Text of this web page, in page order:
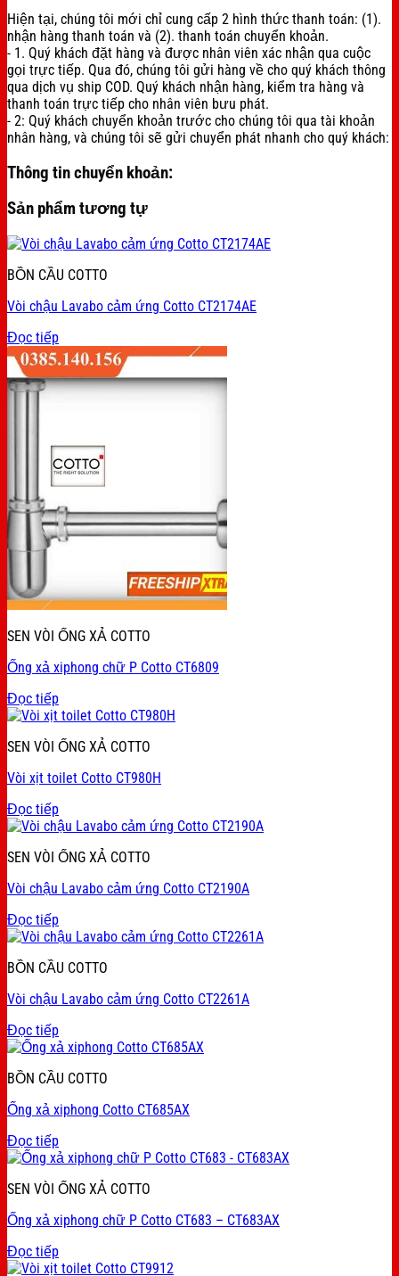
Hiện tại, chúng tôi mới chỉ cung cấp 2 hình thức thanh toán: (1).
nhận hàng thanh toán và (2). thanh toán chuyển khoản.
- 1. Quý khách đặt hàng và được nhân viên xác nhận qua cuộc
gọi trực tiếp. Qua đó, chúng tôi gửi hàng về cho quý khách thông
qua dịch vụ ship COD. Quý khách nhận hàng, kiểm tra hàng và
thanh toán trực tiếp cho nhân viên bưu phát.
- 2: Quý khách chuyển khoản trước cho chúng tôi qua tài khoản
nhân hàng, và chúng tôi sẽ gửi chuyển phát nhanh cho quý khách:
Thông tin chuyển khoản:
Sản phẩm tương tự
BỒN CẦU COTTO
Vòi chậu Lavabo cảm ứng Cotto CT2174AE
Đọc tiếp
SEN VÒI ỐNG XẢ COTTO
Ống xả xiphong chữ P Cotto CT6809
Đọc tiếp
SEN VÒI ỐNG XẢ COTTO
Vòi xịt toilet Cotto CT980H
Đọc tiếp
SEN VÒI ỐNG XẢ COTTO
Vòi chậu Lavabo cảm ứng Cotto CT2190A
Đọc tiếp
BỒN CẦU COTTO
Vòi chậu Lavabo cảm ứng Cotto CT2261A
Đọc tiếp
BỒN CẦU COTTO
Ống xả xiphong Cotto CT685AX
Đọc tiếp
SEN VÒI ỐNG XẢ COTTO
Ống xả xiphong chữ P Cotto CT683 – CT683AX
Đọc tiếp